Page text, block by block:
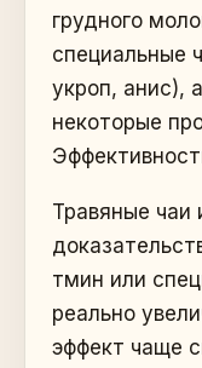
грудного
специальные
укроп, анис),
некоторые
Травяные чаи
тмин или
реально
эффект чаще